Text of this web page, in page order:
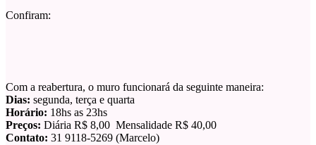
Confiram:
Com a reabertura, o muro funcionará da seguinte maneira:
Dias: segunda, terça e quarta
Horário: 18hs as 23hs
Preços: Diária R$ 8,00 Mensalidade R$ 40,00
Contato: 31 9118-5269 (Marcelo)